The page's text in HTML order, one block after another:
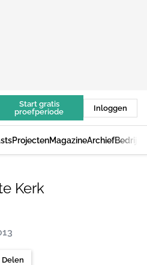
Start gratis
proefperiode
Inloggen
ProjectenMagazineArchief
Kerk
Delen